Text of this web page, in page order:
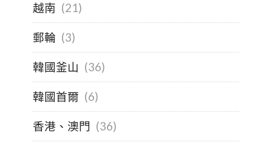
越南 (21)
郵輪 (3)
韓國釜山 (36)
韓國首爾 (6)
香港、澳門 (36)